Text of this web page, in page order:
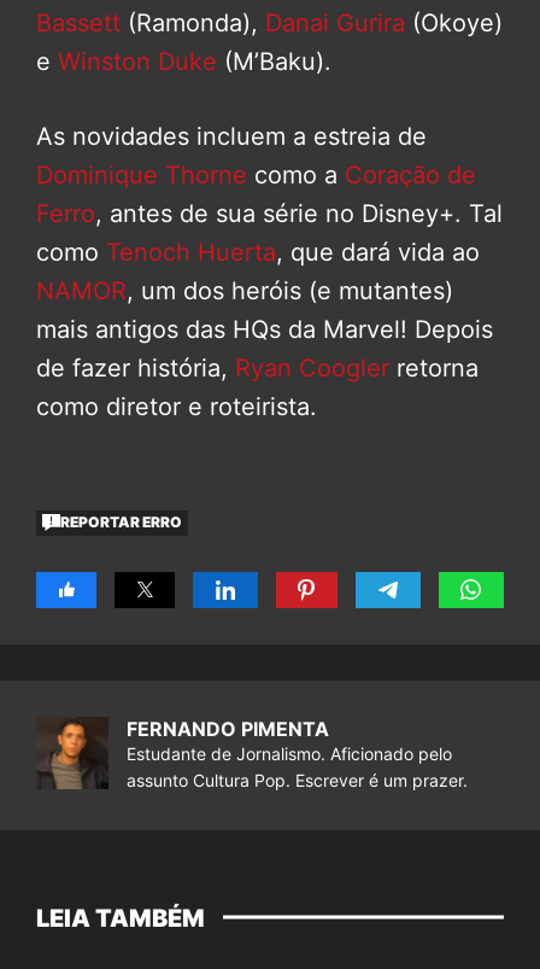
Bassett (Ramonda), Danai Gurira (Okoye)
e Winston Duke (M’Baku).
As novidades incluem a estreia de
Dominique Thorne como a Coração de
Ferro, antes de sua série no Disney+. Tal
como Tenoch Huerta, que dará vida ao
NAMOR, um dos heróis (e mutantes)
mais antigos das HQs da Marvel! Depois
de fazer história, Ryan Coogler retorna
como diretor e roteirista.
REPORTAR ERRO
FERNANDO PIMENTA
Estudante de Jornalismo. Aficionado pelo
assunto Cultura Pop. Escrever é um prazer.
LEIA TAMBÉM